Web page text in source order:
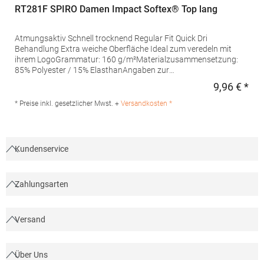
RT281F SPIRO Damen Impact Softex® Top lang
Atmungsaktiv Schnell trocknend Regular Fit Quick Dri
Behandlung Extra weiche Oberfläche Ideal zum veredeln mit
ihrem LogoGrammatur: 160 g/m²Materialzusammensetzung:
85% Polyester / 15% ElasthanAngaben zur
sales@resultclothing.com
9,96 € *
* Preise inkl. gesetzlicher Mwst. + Versandkosten *
Kundenservice
Zahlungsarten
Versand
Über Uns